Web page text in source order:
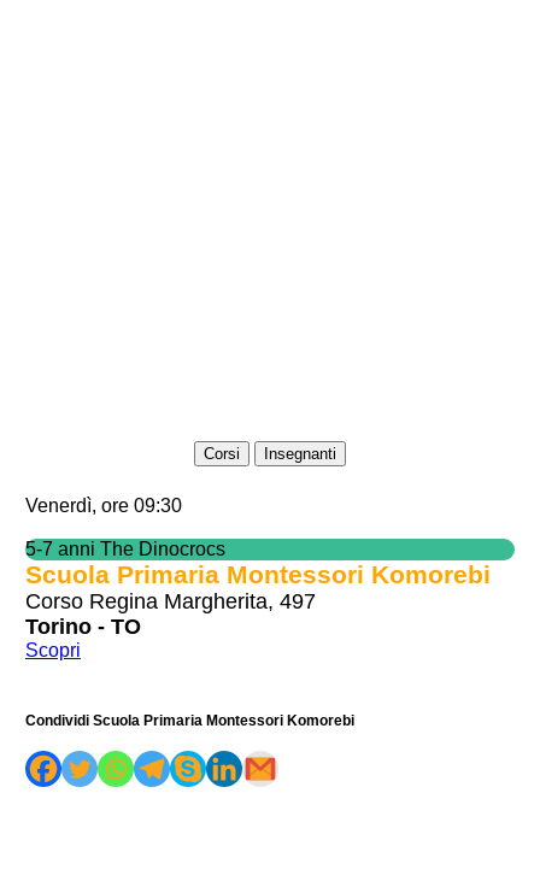
Corsi Insegnanti
Venerdì, ore 09:30
5-7 anni The Dinocrocs
Scuola Primaria Montessori Komorebi
Corso Regina Margherita, 497
Torino - TO
Scopri
Condividi Scuola Primaria Montessori Komorebi